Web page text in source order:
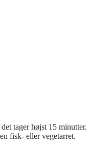
tager højst 15 minutter.
fisk- eller vegetarret.